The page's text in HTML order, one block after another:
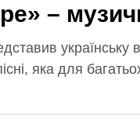
–
та
2010-ті
українську
яка для